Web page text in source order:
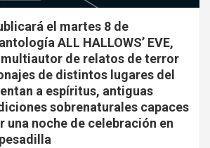
el martes 8 de
ALL HALLOWS’ EVE,
de relatos de terror
de distintos lugares del
a espíritus, antiguas
sobrenaturales capaces
una noche de celebración en